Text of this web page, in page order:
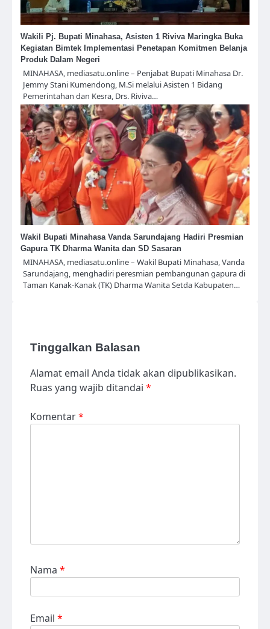
Wakili Pj. Bupati Minahasa, Asisten 1 Riviva Maringka Buka
Kegiatan Bimtek Implementasi Penetapan Komitmen Belanja
Produk Dalam Negeri
MINAHASA, mediasatu.online – Penjabat Bupati Minahasa Dr.
Jemmy Stani Kumendong, M.Si melalui Asisten 1 Bidang
Pemerintahan dan Kesra, Drs. Riviva…
Wakil Bupati Minahasa Vanda Sarundajang Hadiri Presmian
Gapura TK Dharma Wanita dan SD Sasaran
MINAHASA, mediasatu.online – Wakil Bupati Minahasa, Vanda
Sarundajang, menghadiri peresmian pembangunan gapura di
Taman Kanak-Kanak (TK) Dharma Wanita Setda Kabupaten…
Tinggalkan Balasan
Alamat email Anda tidak akan dipublikasikan.
Ruas yang wajib ditandai *
Komentar*
Nama *
Email *